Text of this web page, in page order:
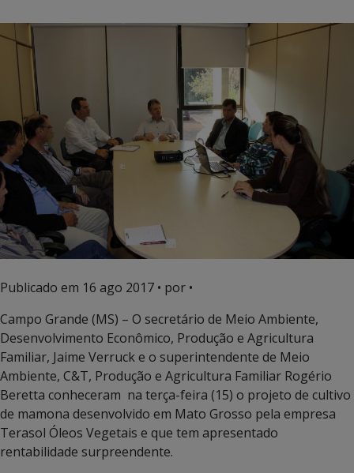
Publicado em 16 ago 2017 • por •
Campo Grande (MS) – O secretário de Meio Ambiente,
Desenvolvimento Econômico, Produção e Agricultura
Familiar, Jaime Verruck e o superintendente de Meio
Ambiente, C&T, Produção e Agricultura Familiar Rogério
Beretta conheceram na terça-feira (15) o projeto de cultivo
de mamona desenvolvido em Mato Grosso pela empresa
Terasol Óleos Vegetais e que tem apresentado
rentabilidade surpreendente.